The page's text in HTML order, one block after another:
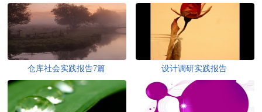
仓库社会实践报告7篇 设计调研实践报告